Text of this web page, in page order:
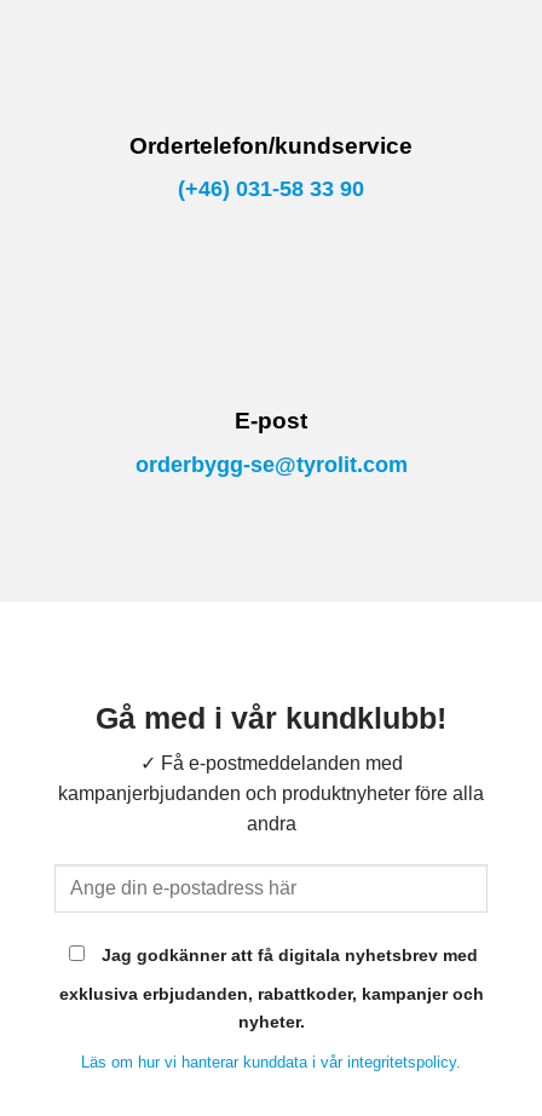
Ordertelefon/kundservice
(+46) 031-58 33 90
E-post
orderbygg-se@tyrolit.com
Gå med i vår kundklubb!
✓ Få e-postmeddelanden med
kampanjerbjudanden och produktnyheter före alla
andra
Jag godkänner att få digitala nyhetsbrev med
exklusiva erbjudanden, rabattkoder, kampanjer och
nyheter.
Läs om hur vi hanterar kunddata i vår integritetspolicy.